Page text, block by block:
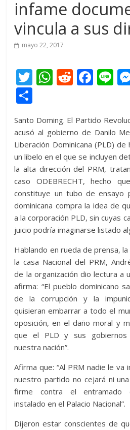
infame
vincula a sus
mayo 22, 2017
T
er
W
s
A
p
p
R
di
t
F
b
o
o
k
Li
m
p
ar
ti
r
Santo Doming. El Partido
acusó al gobierno de Danilo
Liberación Dominicana (PLD)
un libelo en el que se incluyen
la alta dirección del PRM,
caso ODEBRECHT, hecho
constituye un tubo de ensayo
dominicana compra la idea de
a la corporación PLD, sin cuyas
juicio podría imaginarse listado
Hablando en rueda de prensa,
la casa Nacional del PRM,
de la organización dio lectura a
afirma: “El pueblo dominicano
de la corrupción y la
quisieran embarrar a todo el
oposición, en el daño moral y
que el PLD y sus gobiernos
nuestra nación”.
Afirma que: “Al PRM nadie le va
nuestro partido no cejará ni
firme contra el entramado
instalado en el Palacio Nacional”.
Dijeron estar conscientes de